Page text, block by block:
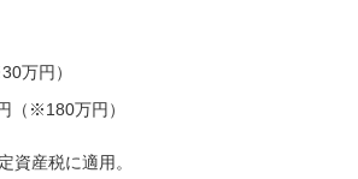
万円）
（※180万円）
資産税に適用。